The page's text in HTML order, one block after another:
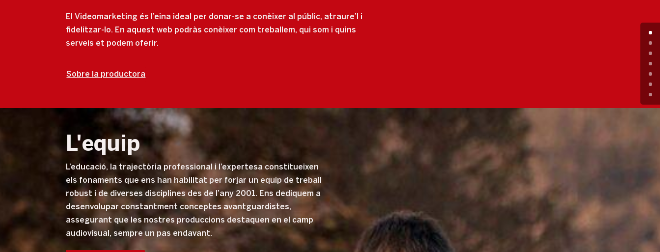
El Videomarketing és l’eina ideal per donar-se a conèixer al públic, atraure’l i
fidelitzar-lo. En aquest web podràs conèixer com treballem, qui som i quins
serveis et podem oferir.
Sobre la productora
L'equip
L’educació, la trajectòria professional i l’expertesa constitueixen
els fonaments que ens han habilitat per forjar un equip de treball
robust i de diverses disciplines des de l’any 2001. Ens dediquem a
desenvolupar constantment conceptes avantguardistes,
assegurant que les nostres produccions destaquen en el camp
audiovisual, sempre un pas endavant.